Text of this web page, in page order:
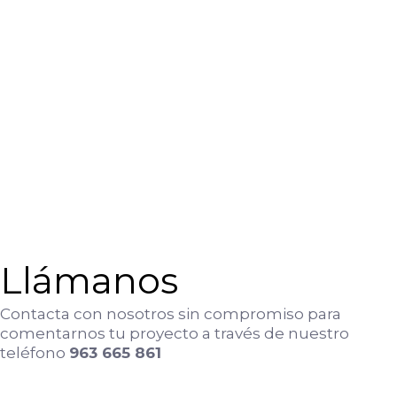
Llámanos
Contacta con nosotros sin compromiso para
comentarnos tu proyecto a través de nuestro
teléfono 963 665 861